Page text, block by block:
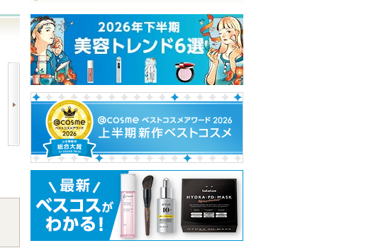
クリーミータッチライナ
キャンメイク
ショッピン
グサイトへ
ー&EXモイストトリート
メント ＦＯＲ ＤＡＩＬ
THE ANSWER
THE ANSWERか
らのお知らせが
あります ショッピン
グサイトへ
メ セラム
ランコム
ショッピン